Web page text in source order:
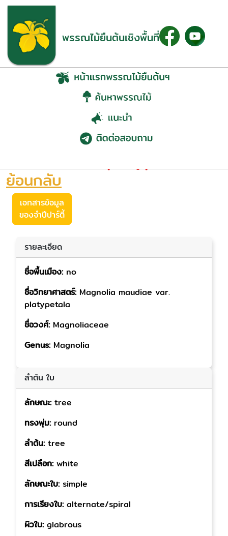
พรรณไม้ยืนต้นเชิงพื้นที่
จำปีปาร์ตี้ (Magnolia
ย้อนกลับ
เอกสารข้อมูล
ของจำปีปาร์ตี้
รายละเอียด
ชื่อพื้นเมือง: no
ชื่อวิทยาศาสตร์: Magnolia maudiae var.
platypetala
ชื่อวงศ์: Magnoliaceae
Genus: Magnolia
ลำต้น ใบ
ลักษณะ: tree
ทรงพุ่ม: round
ลำต้น: tree
สีเปลือก: white
ลักษณะใบ: simple
การเรียงใบ: alternate/spiral
ผิวใบ: glabrous